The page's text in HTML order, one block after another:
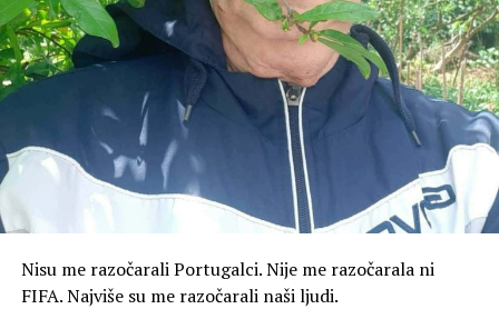
Nisu me razočarali Portugalci. Nije me razočarala ni
FIFA. Najviše su me razočarali naši ljudi.